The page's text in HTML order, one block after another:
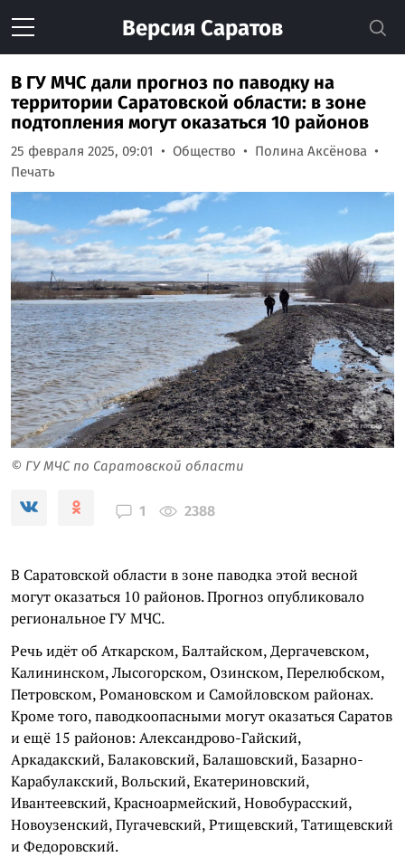
Версия Саратов
В ГУ МЧС дали прогноз по паводку на
территории Саратовской области: в зоне
подтопления могут оказаться 10 районов
25 февраля 2025, 09:01 Общество
Полина Аксёнова
Печать
© ГУ МЧС по Саратовской области
1 2388
В Саратовской области в зоне паводка этой весной
могут оказаться 10 районов. Прогноз опубликовало
региональное ГУ МЧС.
Речь идёт об Аткарском, Балтайском, Дергачевском,
Калининском, Лысогорском, Озинском, Перелюбском,
Петровском, Романовском и Самойловском районах.
Кроме того, паводкоопасными могут оказаться Саратов
и ещё 15 районов: Александрово-Гайский,
Аркадакский, Балаковский, Балашовский, Базарно-
Карабулакский, Вольский, Екатериновский,
Ивантеевский, Красноармейский, Новобурасский,
Новоузенский, Пугачевский, Ртищевский, Татищевский
и Федоровский.